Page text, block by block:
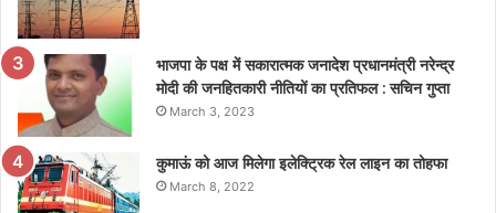
भाजपा के पक्ष में सकारात्मक जनादेश प्रधानमंत्री नरेन्द्र
मोदी की जनहितकारी नीतियों का प्रतिफल : सचिन गुप्ता
March 3, 2023
कुमाऊं को आज मिलेगा इलेक्ट्रिक रेल लाइन का तोहफा
March 8, 2022